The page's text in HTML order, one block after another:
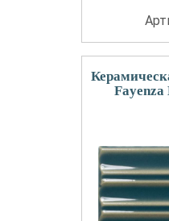
Fayenza